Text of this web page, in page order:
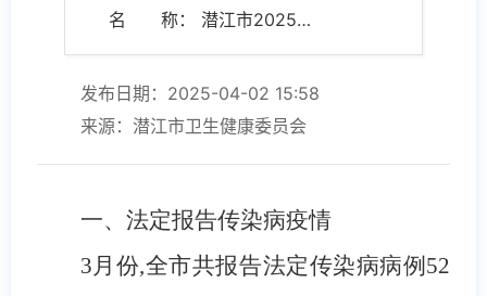
名 称： 潜江市2025年3月份传染病疫情监测及突发公共卫生事件信息
发布日期：2025-04-02 15:58
来源：潜江市卫生健康委员会
一、法定报告传染病疫情
3月份,全市共报告法定传染病病例52